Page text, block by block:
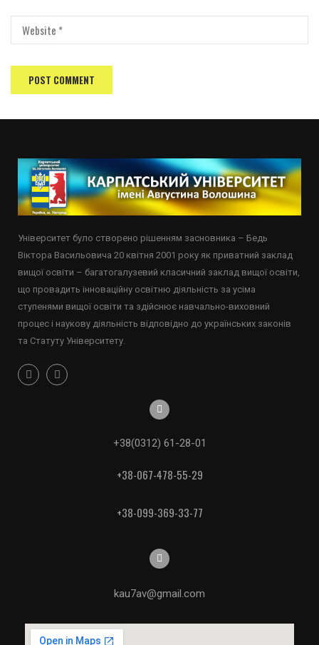
Університет було створено рішенням засновника – Бедь
Віктора Васильовича 20 квітня 2001 року як приватний заклад
вищої освіти – багатогалузевий класичний заклад вищої освіти,
що провадить інноваційну освітню діяльність за усіма
ступенями вищої освіти та здійснює навчально-виховний
процес і наукову діяльність відповідно до українських законів
та Статуту Університету.
+38(0312) 61-28-01
+38-067-478-55-29
+38-099-369-33-77
kau7av@gmail.com